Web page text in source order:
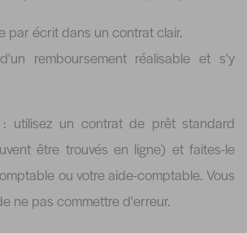
par écrit dans un contrat clair.
remboursement réalisable et s'y
utilisez un contrat de prêt standard
être trouvés en ligne) et faites-le
ou votre aide-comptable. Vous
ne pas commettre d'erreur.